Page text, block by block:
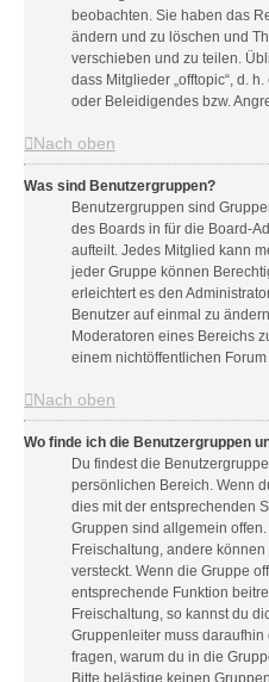
beobachten. Sie haben das
ändern und zu löschen und
verschieben und zu teilen.
dass Mitglieder „offtopic“, d.
oder Beleidigendes bzw.
Nach oben
Was sind Benutzergruppen?
Benutzergruppen sind
des Boards in für die Board-
aufteilt. Jedes Mitglied kann
jeder Gruppe können
erleichtert es den
Benutzer auf einmal zu
Moderatoren eines Bereichs
einem nichtöffentlichen
Nach oben
Wo finde ich die Benutzergruppen
Du findest die
persönlichen Bereich. Wenn
dies mit der entsprechenden
Gruppen sind allgemein
Freischaltung, andere
versteckt. Wenn die Gruppe
entsprechende Funktion
Freischaltung, so kannst du
Gruppenleiter muss
fragen, warum du in die
Bitte belästige keinen